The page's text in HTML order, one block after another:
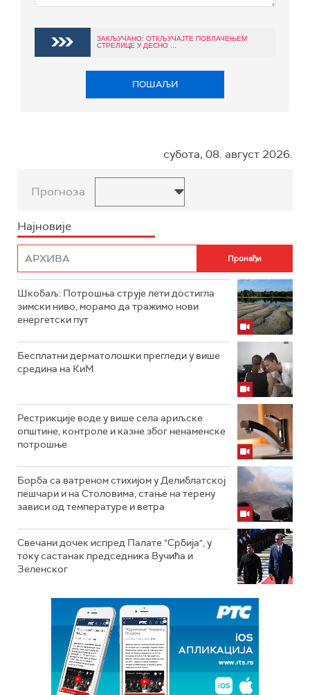
ЗАКЉУЧАНО: ОТКЉУЧАЈТЕ ПОВЛАЧЕЊЕМ
СТРЕЛИЦЕ У ДЕСНО ...
ПОШАЉИ
субота, 08. август 2026.
Прогноза
Најновије
Шкобаљ: Потрошња струје лети достигла
зимски ниво, морамо да тражимо нови
енергетски пут
Бесплатни дерматолошки прегледи у више
средина на КиМ
Рестрикције воде у више села ариљске
општине, контроле и казне због ненаменске
потрошње
Борба са ватреном стихијом у Делиблатској
пешчари и на Столовима, стање на терену
зависи од температуре и ветра
Свечани дочек испред Палате "Србија", у
току састанак председника Вучића и
Зеленског